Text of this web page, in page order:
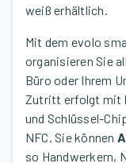
weiß erhältlich.
Mit dem evolo
organisieren Sie
Büro oder Ihrem
Zutritt erfolgt mit
und Schlüssel-
NFC. Sie können
so Handwerkern,